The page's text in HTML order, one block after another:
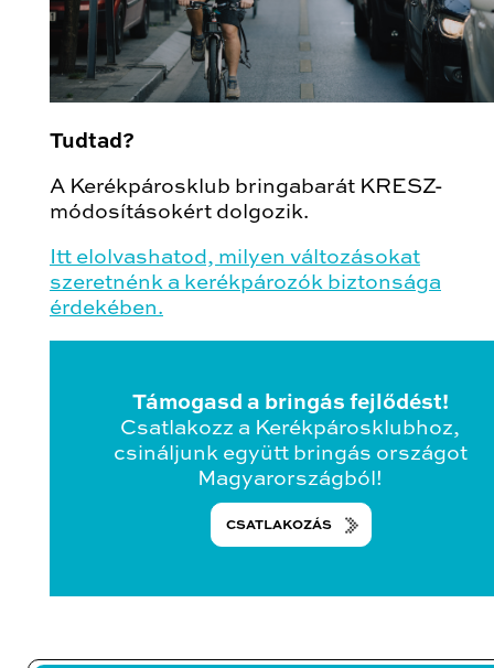
Tudtad?
A Kerékpárosklub bringabarát KRESZ-
módosításokért dolgozik.
Itt elolvashatod, milyen változásokat
szeretnénk a kerékpározók biztonsága
érdekében.
Támogasd a bringás fejlődést!
Csatlakozz a Kerékpárosklubhoz,
csináljunk együtt bringás országot
Magyarországból!
CSATLAKOZÁS